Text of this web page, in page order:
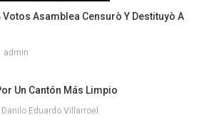
Votos Asamblea Censurò Y Destituyò A
admin
Un Cantón Más Limpio
Danilo Eduardo Villarroel